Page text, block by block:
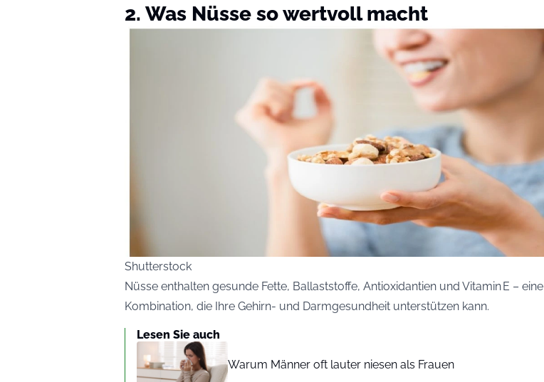
2. Was Nüsse so wertvoll macht
Shutterstock
Nüsse enthalten gesunde Fette, Ballaststoffe, Antioxidantien und Vitamin E – eine
Kombination, die Ihre Gehirn- und Darmgesundheit unterstützen kann.
Lesen Sie auch
Warum Männer oft lauter niesen als Frauen